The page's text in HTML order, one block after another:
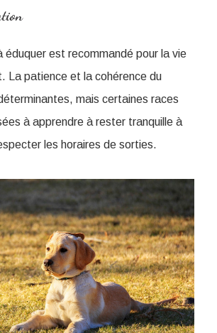
éduquer est recommandé pour la vie
La patience et la cohérence du
mais certaines races
à apprendre à rester tranquille à
les horaires de sorties.